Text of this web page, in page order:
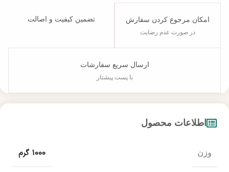
امکان مرجوع کردن سفارش
در صورت عدم رضایت
تضمین کیفیت و اصالت
ارسال سریع سفارشات
با پست پیشتاز
اطلاعات محصول
وزن 1000 گرم